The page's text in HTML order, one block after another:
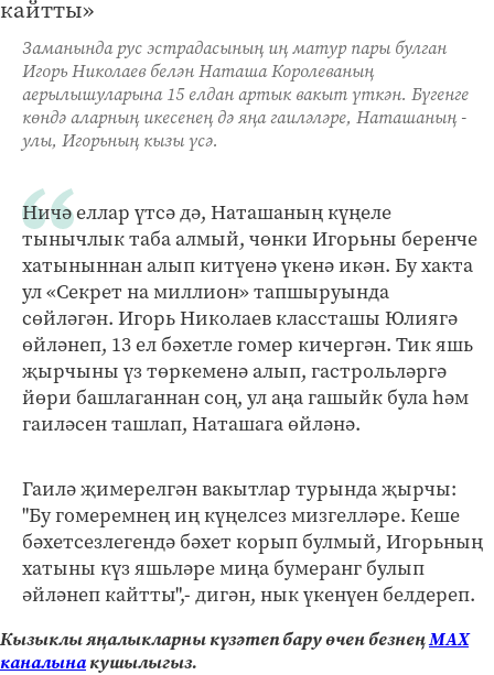
Заманында рус эстрадасының иң матур пары булган
Игорь Николаев белән Наташа Королеваның
аерылышуларына 15 елдан артык вакыт үткән. Бүгенге
көндә аларның икесенең дә яңа гаиләләре, Наташаның -
улы, Игорьның кызы үсә.
Ничә еллар үтсә дә, Наташаның күңеле
тынычлык таба алмый, чөнки Игорьны беренче
хатыныннан алып китүенә үкенә икән. Бу хакта
ул «Секрет на миллион» тапшыруында
сөйләгән. Игорь Николаев классташы Юлиягә
өйләнеп, 13 ел бәхетле гомер кичергән. Тик яшь
җырчыны үз төркеменә алып, гастрольләргә
йөри башлаганнан соң, ул аңа гашыйк була һәм
гаиләсен ташлап, Наташага өйләнә.
Гаилә җимерелгән вакытлар турында җырчы:
"Бу гомеремнең иң күңелсез мизгелләре. Кеше
бәхетсезлегендә бәхет корып булмый, Игорьның
хатыны күз яшьләре миңа бумеранг булып
әйләнеп кайтты",- дигән, нык үкенүен белдереп.
Кызыклы яңалыкларны күзәтеп бару өчен безнеңМАХ
каналынакушылыгыз.